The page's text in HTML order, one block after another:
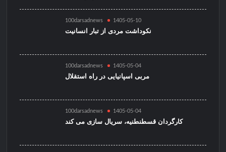
100darsadnews 1405-05-10
نکوداشت مردی از تبار انسانیت
100darsadnews 1405-05-04
مربی اسپانیایی در راه استقلال
100darsadnews 1405-05-04
کارگردان قسطنطنیه، سریال سازی می کند